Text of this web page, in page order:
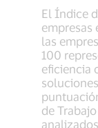
El Índice
empresas
las
100
eficiencia
de